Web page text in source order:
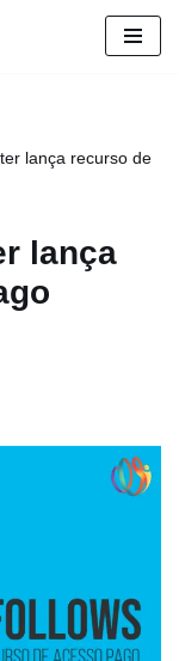
lança recurso de
lança